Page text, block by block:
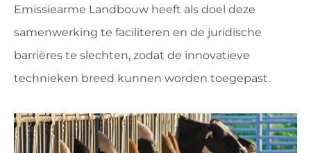
Emissiearme Landbouw heeft als doel deze
samenwerking te faciliteren en de juridische
barrières te slechten, zodat de innovatieve
technieken breed kunnen worden toegepast.